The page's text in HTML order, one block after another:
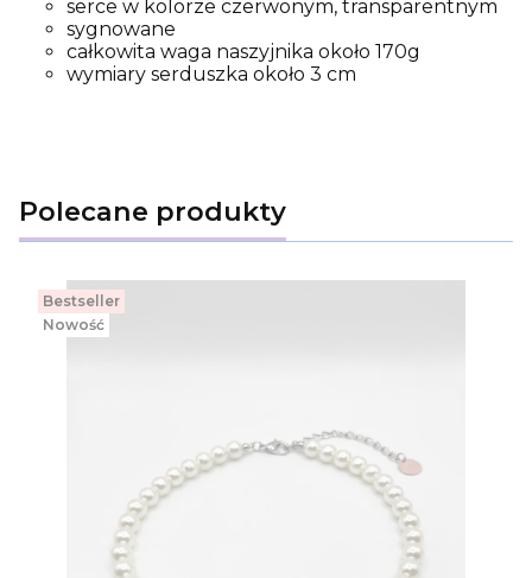
serce w kolorze czerwonym, transparentnym
sygnowane
całkowita waga naszyjnika około 170g
wymiary serduszka około 3 cm
Polecane produkty
Bestseller
Nowość